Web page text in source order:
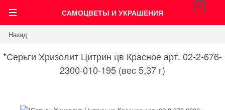
САМОЦВЕТЫ И УКРАШЕНИЯ
0
Назад
*Серьги Хризолит Цитрин цв Красное арт. 02-2-676-
2300-010-195 (вес 5,37 г)